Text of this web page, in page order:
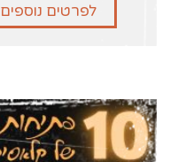
לפרטים נוספים